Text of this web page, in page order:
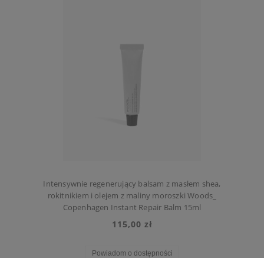
Intensywnie regenerujący balsam z masłem shea,
rokitnikiem i olejem z maliny moroszki Woods_
Copenhagen Instant Repair Balm 15ml
115,00 zł
Powiadom o dostępności